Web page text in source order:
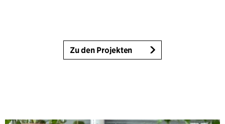
Zu den Projekten